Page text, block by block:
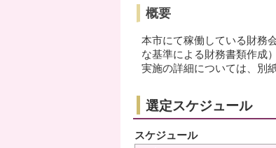
概要
本市にて稼働している財務
な基準による財務書類作成
実施の詳細については、別
選定スケジュール
スケジュール